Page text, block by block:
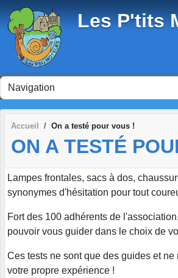
Les P'tits
Accueil On a testé pour vous !
ON A TESTÉ
Lampes frontales, sacs à dos,
synonymes d'hésitation pour tout
Fort des 100 adhérents de
pouvoir vous guider dans le choix de
Ces tests ne sont que des guides et ne
votre propre expérience !
Panneau de gestion des cookies